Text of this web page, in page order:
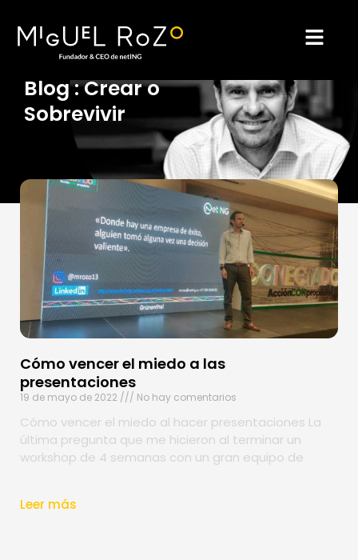
Blog : Crear o
Sobrevivir
Cómo vencer el miedo a las
presentaciones
19 de mayo de 2022 No hay comentarios
Cómo vencer el miedo al hacer presentaciones La
última pregunta que me hicieron al terminar un
workshop de 4 semanas con un gran equipo de
Leer más